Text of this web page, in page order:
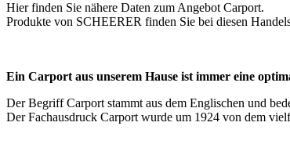
Hier finden Sie nähere Daten zum Angebot Carport.
Produkte von SCHEERER finden Sie bei diesen
Ein Carport aus unserem Hause ist immer eine
Der Begriff Carport stammt aus dem Englischen und
Der Fachausdruck Carport wurde um 1924 von dem